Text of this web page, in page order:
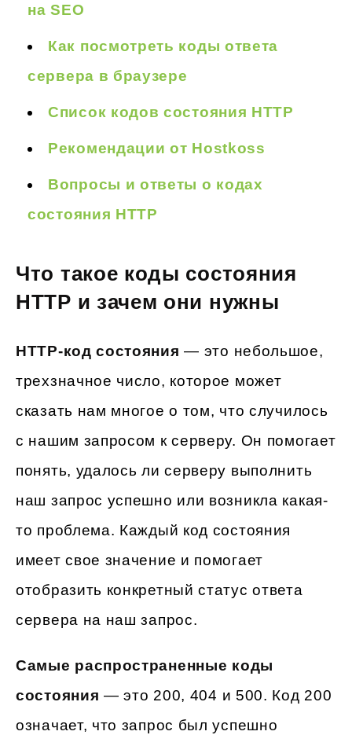
на SEO
Как посмотреть коды ответа
сервера в браузере
Список кодов состояния HTTP
Рекомендации от Hostkoss
Вопросы и ответы о кодах
состояния HTTP
Что такое коды состояния
HTTP и зачем они нужны
HTTP-код состояния— это небольшое,
трехзначное число, которое может
сказать нам многое о том, что случилось
с нашим запросом к серверу. Он помогает
понять, удалось ли серверу выполнить
наш запрос успешно или возникла какая-
то проблема. Каждый код состояния
имеет свое значение и помогает
отобразить конкретный статус ответа
сервера на наш запрос.
Самые распространенные коды
состояния — это 200, 404 и 500. Код 200
означает, что запрос был успешно